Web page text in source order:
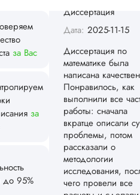
за Вас
за
до 95%
Диссертация по
математике была
Понравилось, как
выполнили все
работы: сначала
вкратце описали
проблемы, потом
рассказали о
методологии
исследования,
чего провели все
расчеты и
так, как указано в
индивидуа...